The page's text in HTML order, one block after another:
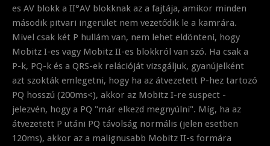
es AV blokk a II°AV blokknak az a fajtája, amikor minden
második pitvari ingerület nem vezetődik le a kamrára.
Mivel csak két P hullám van, nem lehet eldönteni, hogy
Mobitz I-es vagy Mobitz II-es blokkról van szó. Ha csak a
P-k, PQ-k és a QRS-ek relációját vizsgáljuk, gyanújelként
azt szokták emlegetni, hogy ha az átvezetett P-hez tartozó
PQ hosszú (200ms<), akkor az Mobitz I-re suspect -
jelezvén, hogy a PQ "már elkezd megnyúlni". Míg, ha az
átvezetett P utáni PQ távolság normális (jelen esetben
120ms), akkor az a malignusabb Mobitz II-s formára